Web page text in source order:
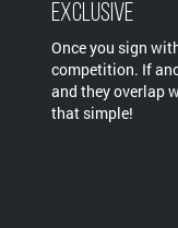
Exclusive
Once you sign
competition. If
and they overlap
that simple!